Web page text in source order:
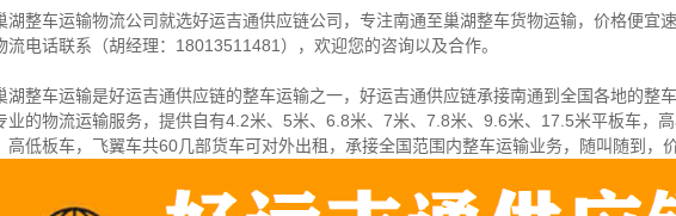
湖整车运输物流公司就选好运吉通供应链公司，专注南通至巢湖整车货物运输，价格便宜
流电话联系（胡经理：18013511481），欢迎您的咨询以及合作。
湖整车运输是好运吉通供应链的整车运输之一，好运吉通供应链承接南通到全国各地的整
业的物流运输服务，提供自有4.2米、5米、6.8米、7米、7.8米、9.6米、17.5米平板车，
高低板车，飞翼车共60几部货车可对外出租，承接全国范围内整车运输业务，随叫随到，价